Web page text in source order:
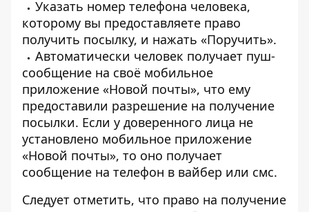
Указать номер телефона человека,
которому вы предоставляете право
получить посылку, и нажать «Поручить».
Автоматически человек получает пуш-
сообщение на своё мобильное
приложение «Новой почты», что ему
предоставили разрешение на получение
посылки. Если у доверенного лица не
установлено мобильное приложение
«Новой почты», то оно получает
сообщение на телефон в вайбер или смс.
Следует отметить, что право на получение